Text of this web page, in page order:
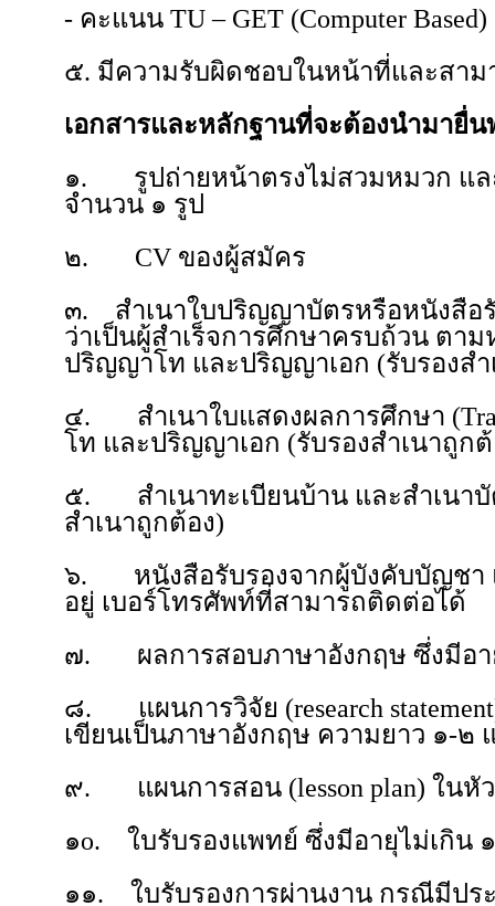
- คะแนน TU – GET (Computer
๕. มีความรับผิดชอบในหน้าที่และสา
เอกสารและหลักฐานที่จะต้องนำมายื่
๑. รูปถ่ายหน้าตรงไม่สวมหมวก แล
จำนวน ๑ รูป
๒. CV ของผู้สมัคร
๓. สำเนาใบปริญญาบัตรหรือหนังสือ
ว่าเป็นผู้สำเร็จการศึกษาครบถ้วน ต
ปริญญาโท และปริญญาเอก (รับรองสำ
๔. สำเนาใบแสดงผลการศึกษา
โท และปริญญาเอก (รับรองสำเนาถูก
๕. สำเนาทะเบียนบ้าน และสำเนาบั
สำเนาถูกต้อง)
๖. หนังสือรับรองจากผู้บังคับบัญชา
อยู่ เบอร์โทรศัพท์ที่สามารถติดต่อได้
๗. ผลการสอบภาษาอังกฤษ ซึ่งมีอา
๘. แผนการวิจัย (research
เขียนเป็นภาษาอังกฤษ ความยาว ๑-๒
๙. แผนการสอน (lesson plan) ในหั
๑o. ใบรับรองแพทย์ ซึ่งมีอายุไม่เกิน
๑๑. ใบรับรองการผ่านงาน กรณีมีป